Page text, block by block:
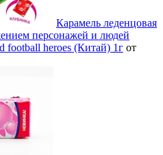
Карамель леденцовая
персонажей и людей
football heroes (Китай) 1г от